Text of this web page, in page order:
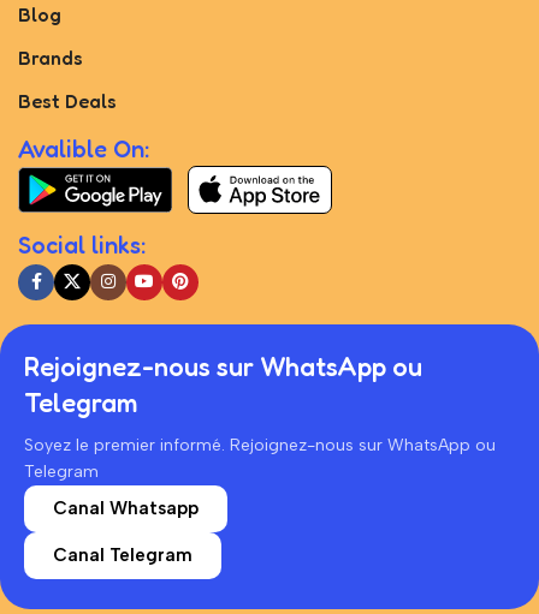
Blog
Brands
Best Deals
Avalible On:
Social links:
Rejoignez-nous sur WhatsApp ou
Telegram
Soyez le premier informé. Rejoignez-nous sur WhatsApp ou
Telegram
Canal Whatsapp
Canal Telegram